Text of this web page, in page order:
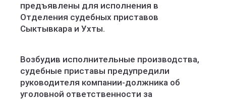
предъявлены для исполнения в
Отделения судебных приставов
Сыктывкара и Ухты.
Возбудив исполнительные производства,
судебные приставы предупредили
руководителя компании-должника об
уголовной ответственности за